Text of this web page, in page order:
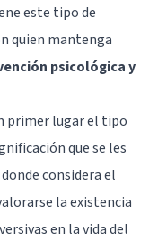
este tipo de
quien mantenga
psicológica y
primer lugar el tipo
que se les
considera el
la existencia
en la vida del